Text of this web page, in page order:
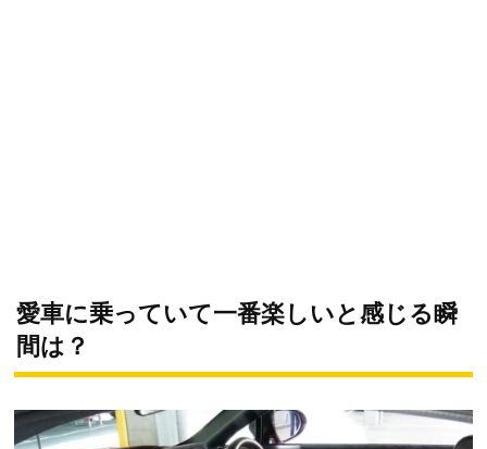
愛車に乗っていて一番楽しいと感じる瞬
間は？